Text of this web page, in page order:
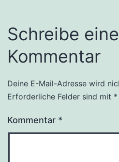
Schreibe
Kommentar
Deine E-Mail-Adresse wird
Erforderliche Felder sind mit *
Kommentar *